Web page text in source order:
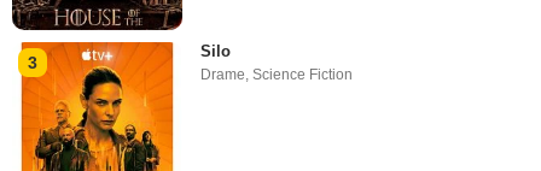
3
Silo
Drame ,Science Fiction